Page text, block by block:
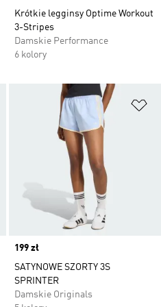
Krótkie legginsy Optime Workout
3-Stripes
Damskie Performance
6 kolory
Dodaj do listy życzeń
Price
199 zł
SATYNOWE SZORTY 3S
SPRINTER
Damskie Originals